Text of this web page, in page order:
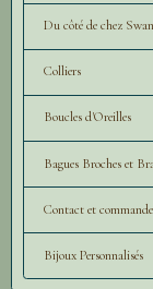
Du côté de chez
Colliers
Boucles d'Oreilles
Bagues Broches et
Contact et
Bijoux Personnalisés